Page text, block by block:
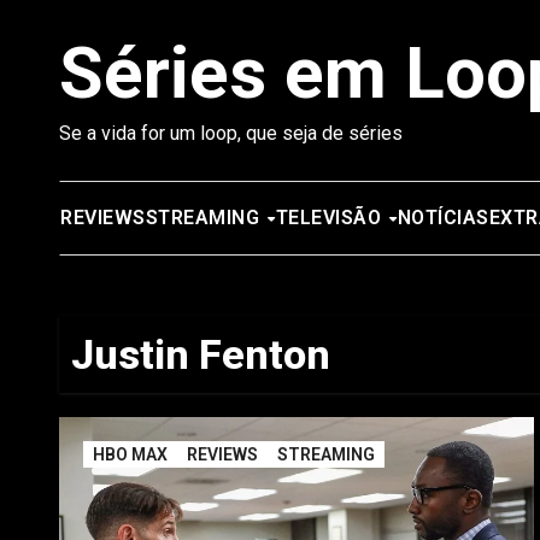
Séries em
Se a vida for um loop, que seja de séries
REVIEWSSTREAMING TELEVISÃO NOTÍCIAS
Justin Fenton
HBO MAX REVIEWS STREAMING